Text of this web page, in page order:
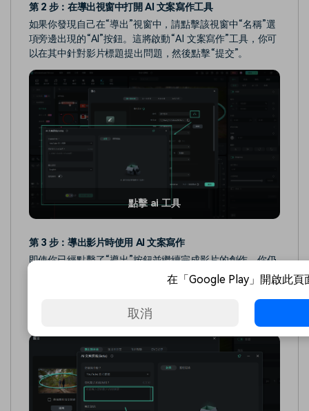
第 2 步：在導出視窗中打開 AI 文案寫作工具
如果你發現自己在“導出”視窗中，請點擊該視窗中“名稱”選
項旁邊出現的“AI”按鈕。這將啟動“AI 文案寫作”工具，你可
以在其中針對影片標題提出問題，然後點擊“提交”。
點擊 ai 工具
第 3 步：導出影片時使用 AI 文案寫作
即使你已經點擊了“導出”按鈕並繼續完成影片的創作，你仍
然可以使用 AI 文案寫作工具生成用於社交媒體的標題和描
述。當你選擇影片導出界面上顯示的 “AI 文案寫作”選項
時，螢幕上將打開一個視窗，你可以在其中提出相應的問
在「Google Play」開啟此頁
取消